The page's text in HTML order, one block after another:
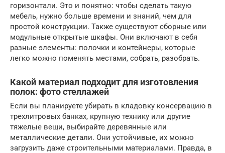
горизонтали. Это и понятно: чтобы сделать такую
мебель, нужно больше времени и знаний, чем для
простой конструкции. Также существуют сборные или
модульные открытые шкафы. Они включают в себя
разные элементы: полочки и контейнеры, которые
легко можно поменять местами, собрать, разобрать.
Какой материал подходит для изготовления
полок: фото стеллажей
Если вы планируете убирать в кладовку консервацию в
трехлитровых банках, крупную технику или другие
тяжелые вещи, выбирайте деревянные или
металлические детали. Они устойчивые, их можно
загрузить даже строительными материалами. Правда, в